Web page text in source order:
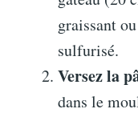
graissant
sulfurisé.
Versez la
dans le